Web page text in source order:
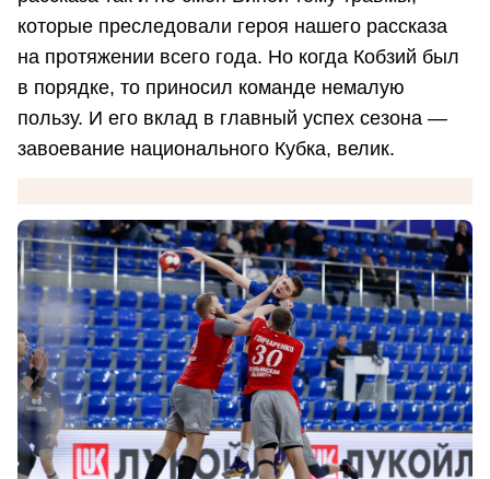
которые преследовали героя нашего рассказа
на протяжении всего года. Но когда Кобзий был
в порядке, то приносил команде немалую
пользу. И его вклад в главный успех сезона —
завоевание национального Кубка, велик.